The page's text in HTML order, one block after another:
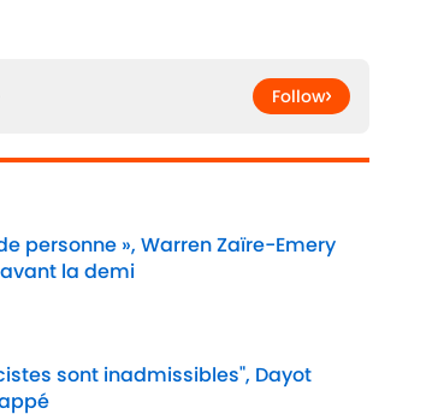
Follow
personne », Warren Zaïre-Emery
la demi
sont inadmissibles", Dayot